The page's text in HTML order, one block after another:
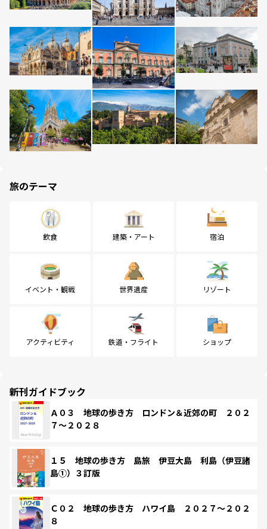
旅のテーマ
飲食 建築・アート 宿泊
イベント・観戦 世界遺産 リゾート
アクティビティ 鉄道・フライト ショップ
新刊ガイドブック
Ａ０３ 地球の歩き方 ロンドン＆近郊の町 ２０２
７～２０２８
１５ 地球の歩き方 島旅 伊豆大島 利島（伊豆諸
島①）３訂版
Ｃ０２ 地球の歩き方 ハワイ島 ２０２７～２０２
８